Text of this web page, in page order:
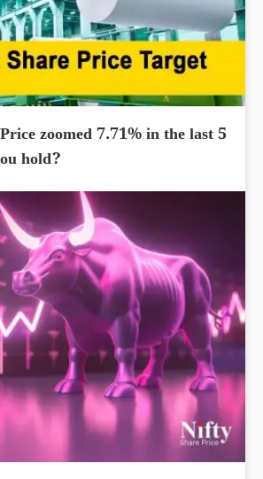
zoomed 7.71% in the last 5
hold?